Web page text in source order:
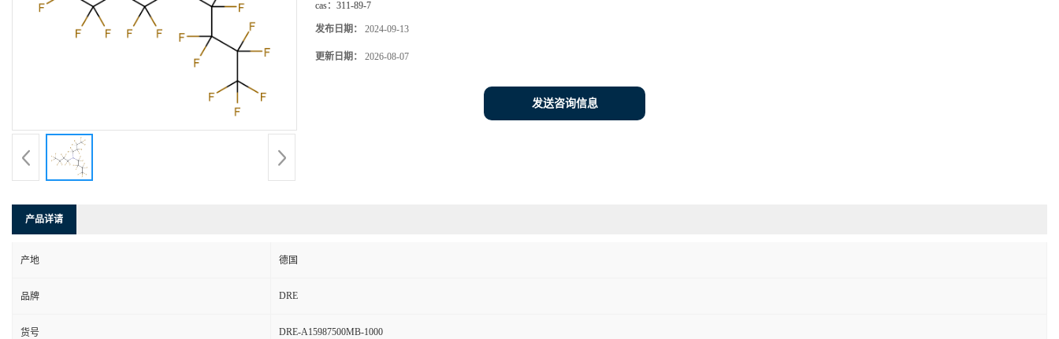
cas： 311-89-7
发布日期： 2024-09-13
更新日期： 2026-08-07
发送咨询信息
产品详请
产地 德国
品牌 DRE
货号 DRE-A15987500MB-1000